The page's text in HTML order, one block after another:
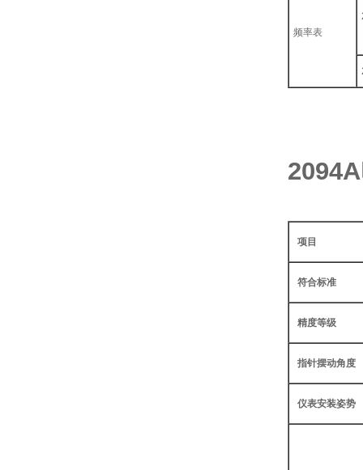
频率表
项目
符合标准
精度等级
指针摆动角度
仪表安装姿势